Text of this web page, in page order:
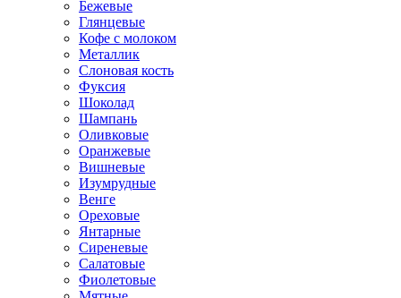
Бежевые
Глянцевые
Кофе с молоком
Металлик
Слоновая кость
Фуксия
Шоколад
Шампань
Оливковые
Оранжевые
Вишневые
Изумрудные
Венге
Ореховые
Янтарные
Сиреневые
Салатовые
Фиолетовые